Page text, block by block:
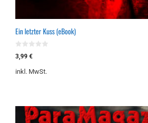
Ein letzter Kuss (eBook)
0
v
n
3,99 €
inkl. MwSt.